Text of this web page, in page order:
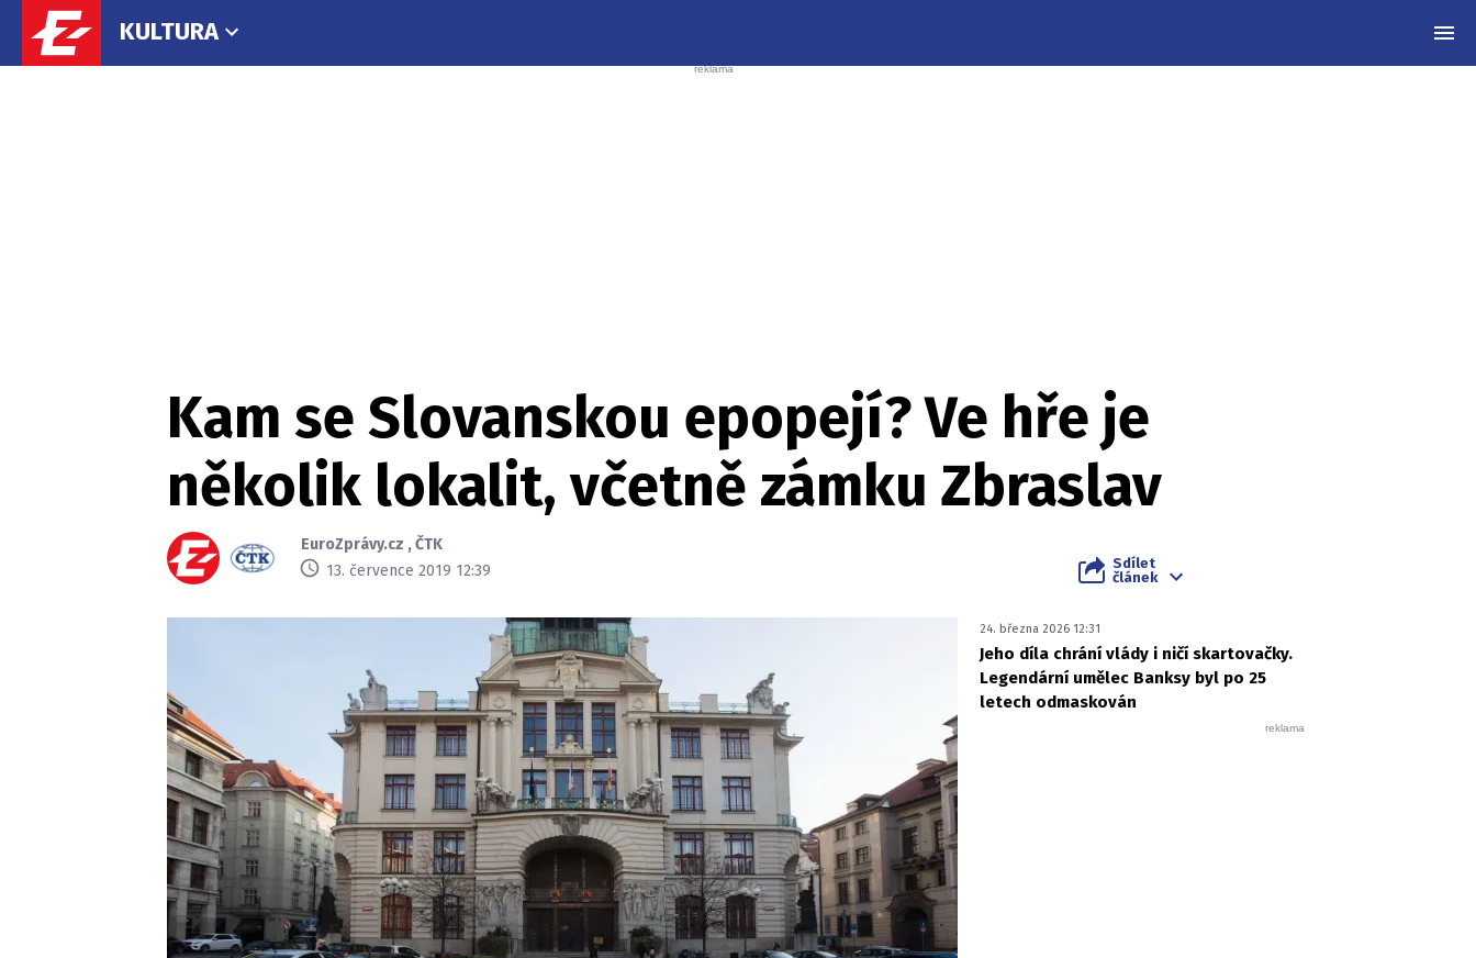
KULTURA
Kam se Slovanskou epopejí? Ve hře je
několik lokalit, včetně zámku Zbraslav
EuroZprávy.cz ,ČTK
13. července 2019 12:39
Sdílet
článek
24. března 2026 12:31
Jeho díla chrání vlády i ničí skartovačky.
Legendární umělec Banksy byl po 25
letech odmaskován